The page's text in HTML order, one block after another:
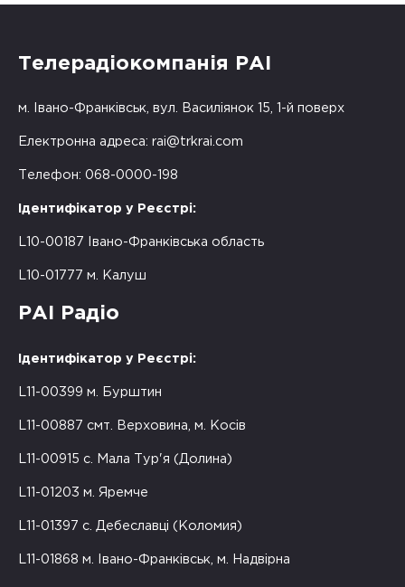
Телерадіокомпанія РАІ
м. Івано-Франківськ, вул. Василіянок 15, 1-й поверх
Електронна адреса: rai@trkrai.com
Телефон: 068-0000-198
Ідентифікатор у Реєстрі:
L10-00187 Івано-Франківська область
L10-01777 м. Калуш
РАІ Радіо
Ідентифікатор у Реєстрі:
L11-00399 м. Бурштин
L11-00887 смт. Верховина, м. Косів
L11-00915 с. Мала Тур'я (Долина)
L11-01203 м. Яремче
L11-01397 с. Дебеславці (Коломия)
L11-01868 м. Івано-Франківськ, м. Надвірна